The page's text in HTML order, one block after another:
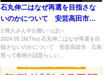
石丸伸二はなぜ再選を目指さな
いのかについて 安芸高田市
広島県
1:廃人さん＠お腹いっぱい
2024.05.16(Thu) 石丸伸二はなぜ再選を目
指さないのかについて 安芸高田市 広島
県って動画が話題らしい...